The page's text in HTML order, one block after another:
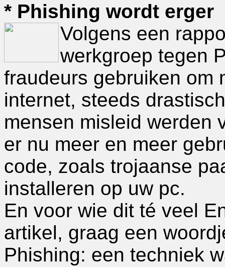
* Phishing wordt erger
Volgens een
werkgroep tegen
fraudeurs gebruiken om
internet, steeds
mensen misleid werden
er nu meer en meer
code, zoals trojaanse
installeren op uw pc.
En voor wie dit té veel
artikel, graag een
Phishing: een techniek